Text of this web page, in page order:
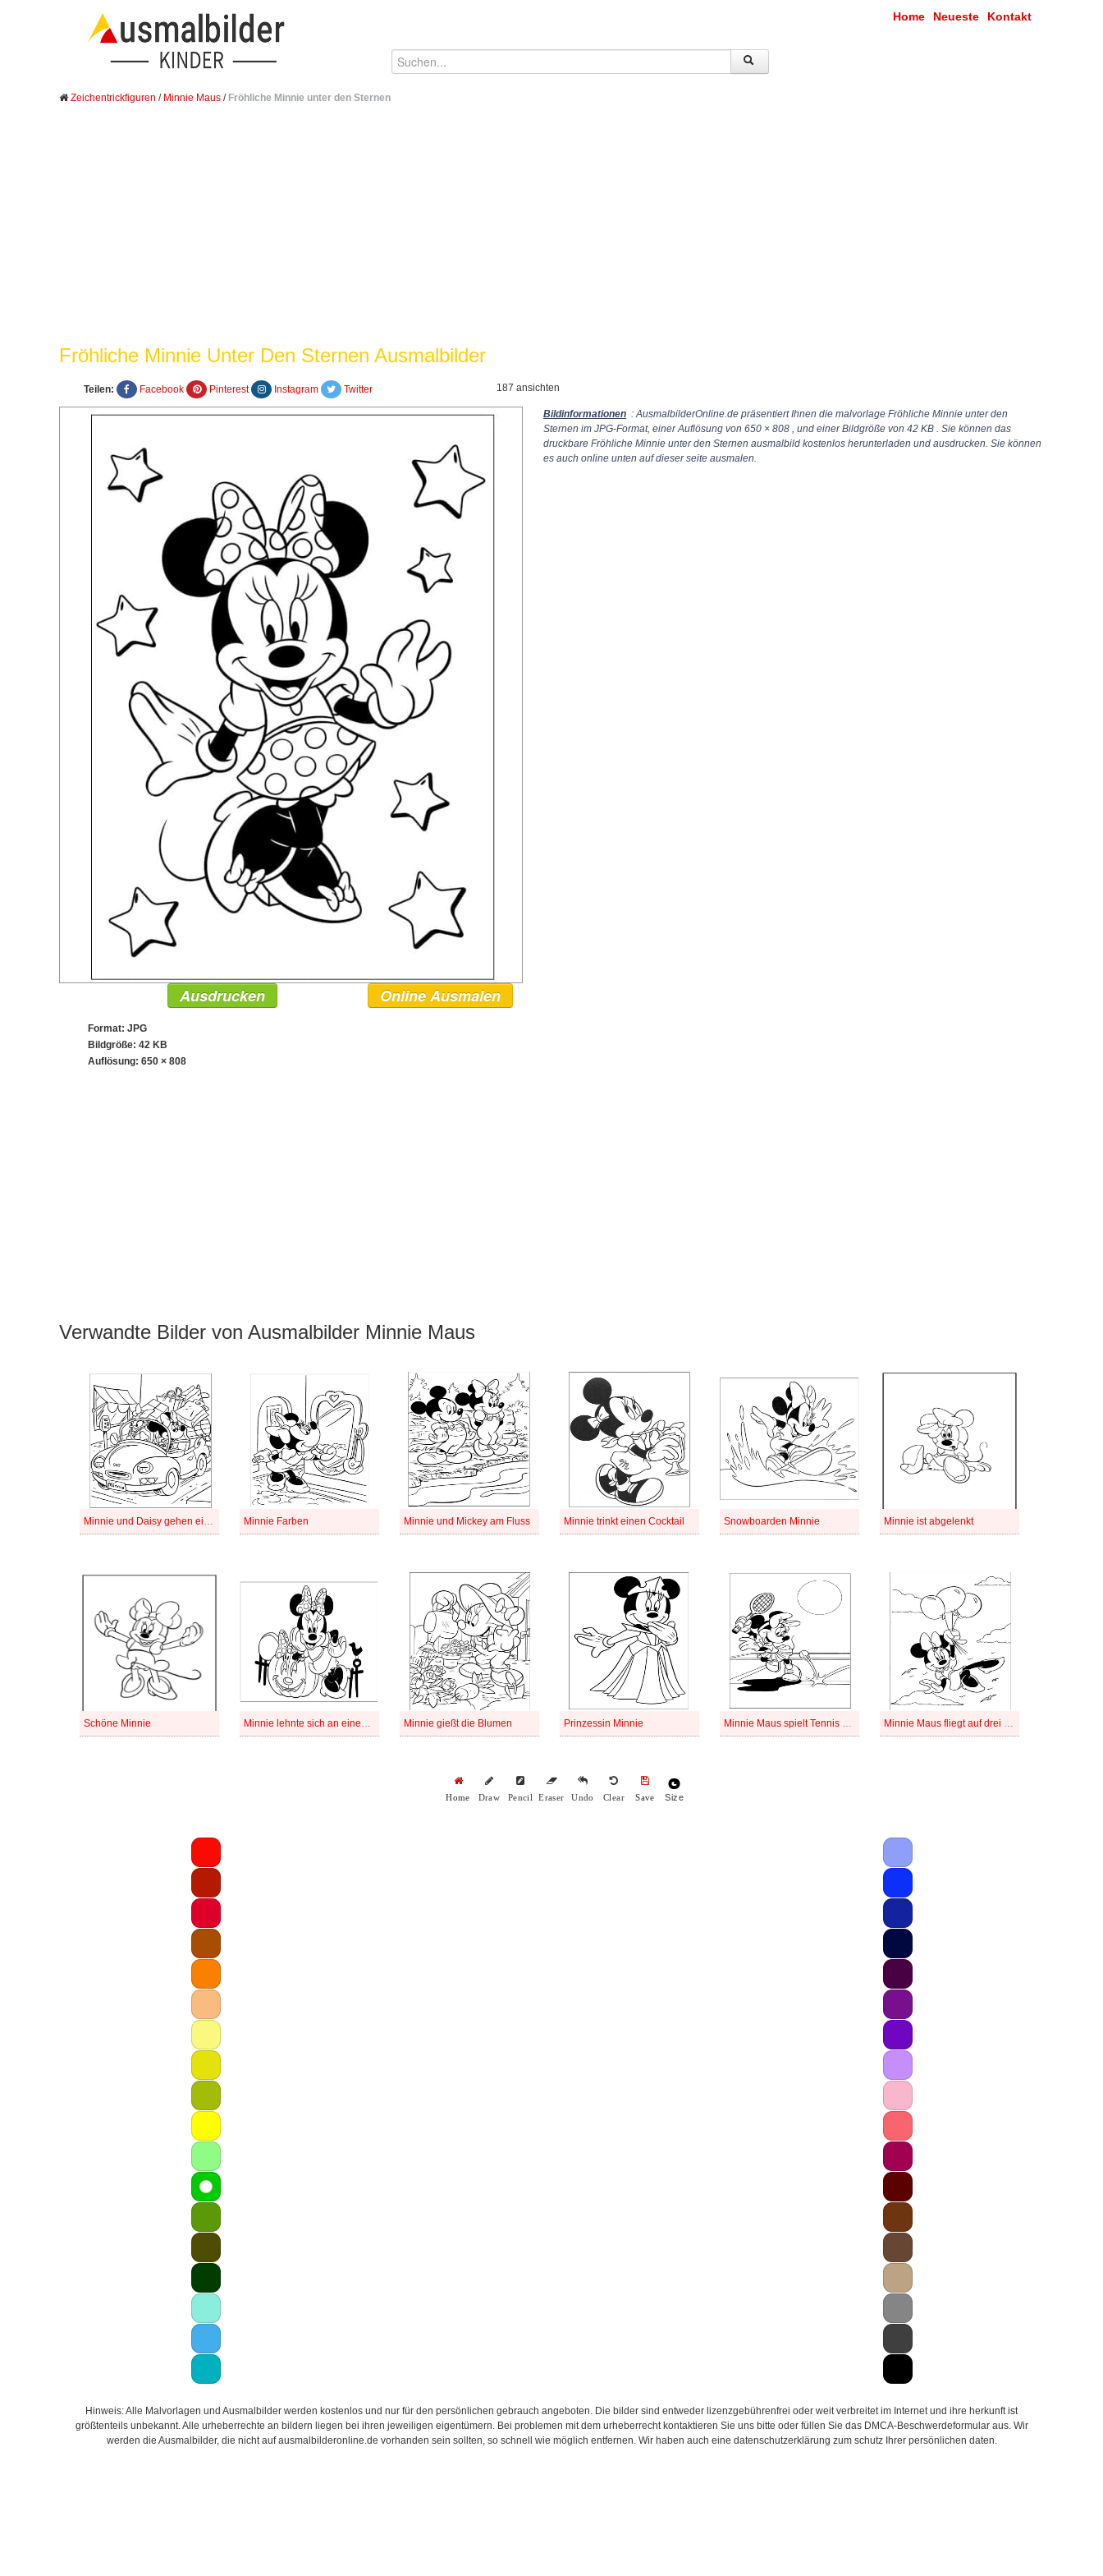
Home Neueste Kontakt
Zeichentrickfiguren / Minnie Maus / Fröhliche Minnie unter den Sternen
Fröhliche Minnie Unter Den Sternen Ausmalbilder
Teilen: Facebook Pinterest Instagram Twitter 187 ansichten
Bildinformationen : AusmalbilderOnline.de präsentiert Ihnen die malvorlage Fröhliche Minnie unter den
Sternen im JPG-Format, einer Auflösung von650 × 808 , und einer Bildgröße von 42 KB . Sie können das
druckbare Fröhliche Minnie unter den Sternen ausmalbild kostenlos herunterladen und ausdrucken. Sie können
es auch online unten auf dieser seite ausmalen.
Ausdrucken Online Ausmalen
Format: JPG
Bildgröße: 42 KB
Auflösung: 650 × 808
Verwandte Bilder von Ausmalbilder Minnie Maus
Minnie und Daisy gehen einkaufen Minnie Farben Minnie und Mickey am Fluss Minnie trinkt einen Cocktail Snowboarden Minnie Minnie ist abgelenkt
Schöne Minnie Minnie lehnte sich an einen Kürbis Minnie gießt die Blumen Prinzessin Minnie Minnie Maus spielt Tennis bild Minnie Maus fliegt auf drei Luftballons
Home Draw Pencil Eraser Undo Clear Save Size
Hinweis: Alle Malvorlagen und Ausmalbilder werden kostenlos und nur für den persönlichen gebrauch angeboten. Die bilder sind entweder lizenzgebührenfrei oder weit verbreitet im Internet und ihre herkunft ist
größtenteils unbekannt. Alle urheberrechte an bildern liegen bei ihren jeweiligen eigentümern. Bei problemen mit dem urheberrecht kontaktieren Sie uns bitte oder füllen Sie das DMCA-Beschwerdeformular aus. Wir
werden die Ausmalbilder, die nicht auf ausmalbilderonline.de vorhanden sein sollten, so schnell wie möglich entfernen. Wir haben auch eine datenschutzerklärung zum schutz Ihrer persönlichen daten.